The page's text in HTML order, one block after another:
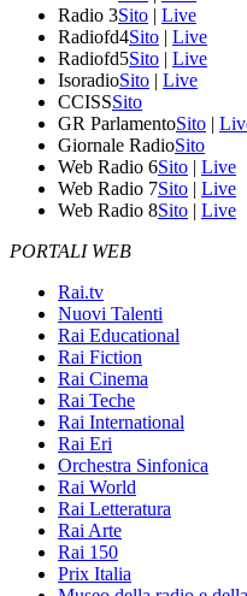
Radio 3Sito | Live
Radiofd4Sito | Live
Radiofd5Sito | Live
IsoradioSito | Live
CCISSSito
GR ParlamentoSito |
Giornale RadioSito
Web Radio 6Sito | Live
Web Radio 7Sito | Live
Web Radio 8Sito | Live
PORTALI WEB
Rai.tv
Nuovi Talenti
Rai Educational
Rai Fiction
Rai Cinema
Rai Teche
Rai International
Rai Eri
Orchestra Sinfonica
Rai World
Rai Letteratura
Rai Arte
Rai 150
Prix Italia